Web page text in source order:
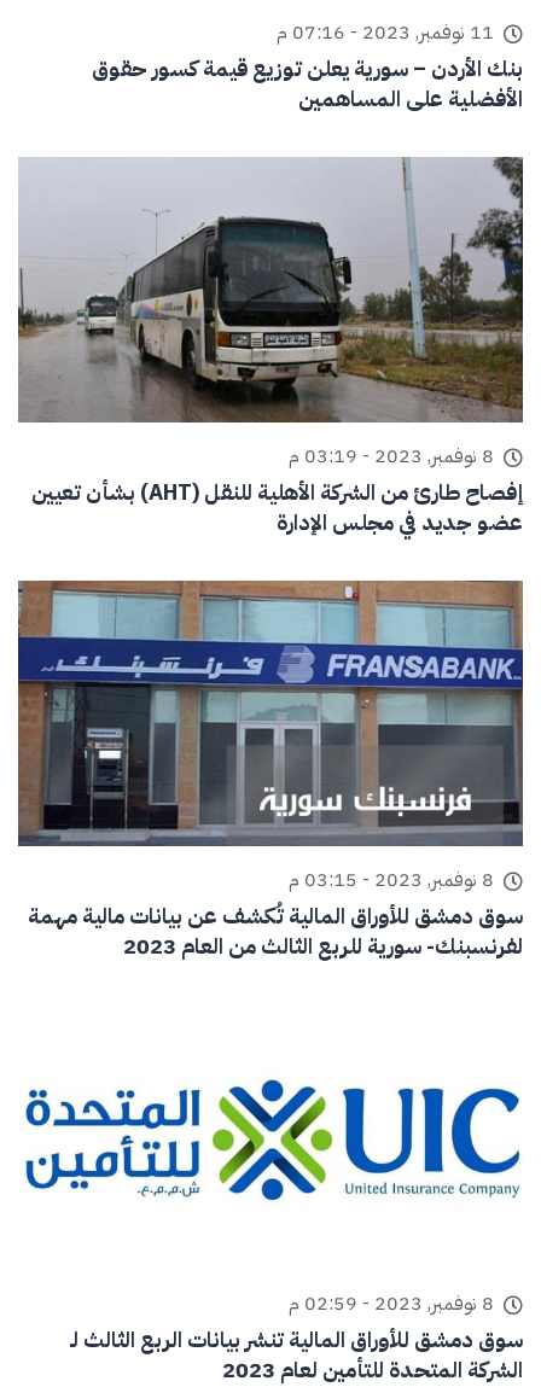
11 نوفمبر, 2023 - 07:16 م
بنك الأردن – سورية يعلن توزيع قيمة كسور حقوق
الأفضلية على المساهمين
8 نوفمبر, 2023 - 03:19 م
إفصاح طارئ من الشركة الأهلية للنقل (AHT) بشأن تعيين
عضو جديد في مجلس الإدارة
8 نوفمبر, 2023 - 03:15 م
سوق دمشق للأوراق المالية تُكشف عن بيانات مالية مهمة
لفرنسبنك- سورية للربع الثالث من العام 2023
8 نوفمبر, 2023 - 02:59 م
سوق دمشق للأوراق المالية تنشر بيانات الربع الثالث لـ
الشركة المتحدة للتأمين لعام 2023